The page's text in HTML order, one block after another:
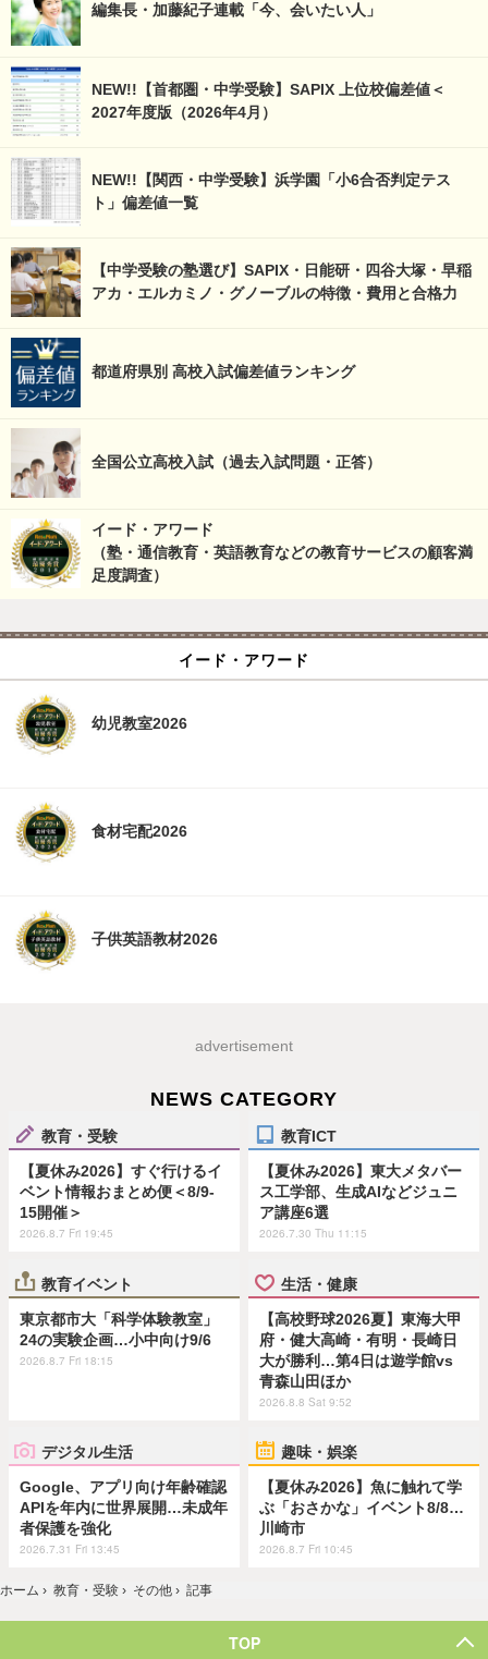
編集長・加藤紀子連載「今、会いたい人」
NEW!!【首都圏・中学受験】SAPIX 上位校偏差値＜
2027年度版（2026年4月）
NEW!!【関西・中学受験】浜学園「小6合否判定テス
ト」偏差値一覧
【中学受験の塾選び】SAPIX・日能研・四谷大塚・早稲
アカ・エルカミノ・グノーブルの特徴・費用と合格力
都道府県別 高校入試偏差値ランキング
全国公立高校入試（過去入試問題・正答）
イード・アワード
（塾・通信教育・英語教育などの教育サービスの顧客満
足度調査）
イード・アワード
幼児教室2026
食材宅配2026
子供英語教材2026
advertisement
NEWS CATEGORY
教育・受験
【夏休み2026】すぐ行けるイ
ベント情報おまとめ便＜8/9-
15開催＞
2026.8.7 Fri 19:45
教育ICT
【夏休み2026】東大メタバー
ス工学部、生成AIなどジュニ
ア講座6選
2026.7.30 Thu 11:15
教育イベント
東京都市大「科学体験教室」
24の実験企画…小中向け9/6
2026.8.7 Fri 18:15
生活・健康
【高校野球2026夏】東海大甲
府・健大高崎・有明・長崎日
大が勝利…第4日は遊学館vs
青森山田ほか
2026.8.8 Sat 9:52
デジタル生活
Google、アプリ向け年齢確認
APIを年内に世界展開…未成年
者保護を強化
2026.7.31 Fri 13:45
趣味・娯楽
【夏休み2026】魚に触れて学
ぶ「おさかな」イベント8/8…
川崎市
2026.8.7 Fri 10:45
ホーム › 教育・受験 › その他 › 記事
TOP